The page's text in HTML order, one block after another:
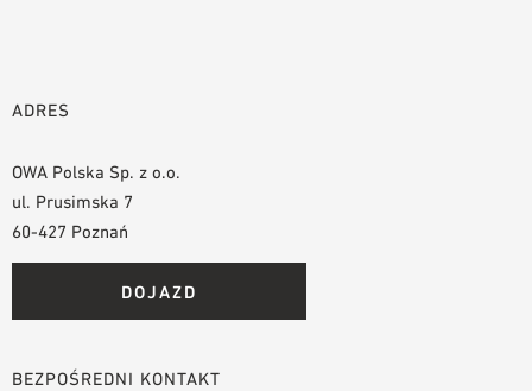
ADRES
OWA Polska Sp. z o.o.
ul. Prusimska 7
60-427 Poznań
DOJAZD
BEZPOŚREDNI KONTAKT